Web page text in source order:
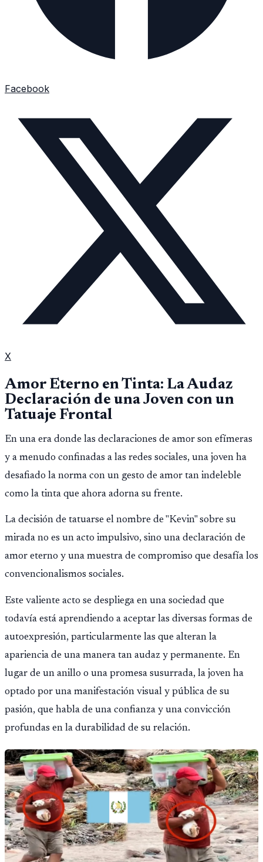
Facebook
X
Amor Eterno en Tinta: La Audaz
Declaración de una Joven con un
Tatuaje Frontal
En una era donde las declaraciones de amor son efímeras
y a menudo confinadas a las redes sociales, una joven ha
desafiado la norma con un gesto de amor tan indeleble
como la tinta que ahora adorna su frente.
La decisión de tatuarse el nombre de "Kevin" sobre su
mirada no es un acto impulsivo, sino una declaración de
amor eterno y una muestra de compromiso que desafía los
convencionalismos sociales.
Este valiente acto se despliega en una sociedad que
todavía está aprendiendo a aceptar las diversas formas de
autoexpresión, particularmente las que alteran la
apariencia de una manera tan audaz y permanente. En
lugar de un anillo o una promesa susurrada, la joven ha
optado por una manifestación visual y pública de su
pasión, que habla de una confianza y una convicción
profundas en la durabilidad de su relación.